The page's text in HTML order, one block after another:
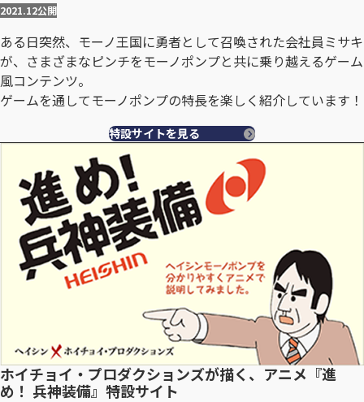
2021.12公開
ある日突然、モーノ王国に勇者として召喚された会社員ミサキ
が、さまざまなピンチをモーノポンプと共に乗り越えるゲーム
風コンテンツ。
ゲームを通してモーノポンプの特長を楽しく紹介しています！
特設サイトを見る
ホイチョイ・プロダクションズが描く、アニメ『進
め！ 兵神装備』特設サイト